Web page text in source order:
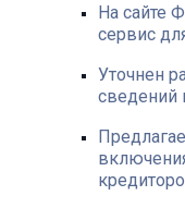
На сайте
сервис
Уточнен